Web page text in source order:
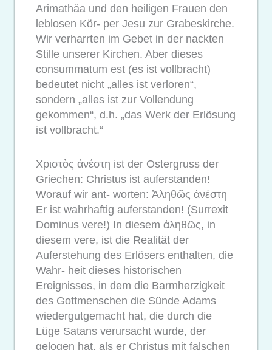
Arimathäa und den heiligen Frauen den
leblosen Kör- per Jesu zur Grabeskirche.
Wir verharrten im Gebet in der nackten
Stille unserer Kirchen. Aber dieses
consummatum est (es ist vollbracht)
bedeutet nicht „alles ist verloren“,
sondern „alles ist zur Vollendung
gekommen“, d.h. „das Werk der Erlösung
ist vollbracht.“
Χριστὸς ἀνέστη ist der Ostergruss der
Griechen: Christus ist auferstanden!
Worauf wir ant- worten: Ἀληθῶς ἀνέστη
Er ist wahrhaftig auferstanden! (Surrexit
Dominus vere!) In diesem ἀληθῶς, in
diesem vere, ist die Realität der
Auferstehung des Erlösers enthalten, die
Wahr- heit dieses historischen
Ereignisses, in dem die Barmherzigkeit
des Gottmenschen die Sünde Adams
wiedergutgemacht hat, die durch die
Lüge Satans verursacht wurde, der
gelogen hat, als er Christus mit falschen